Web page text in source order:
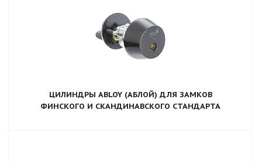
ЦИЛИНДРЫ ABLOY (АБЛОЙ) ДЛЯ ЗАМКОВ
ФИНСКОГО И СКАНДИНАВСКОГО СТАНДАРТА